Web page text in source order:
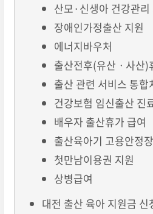
산모·신생아 건강관리
장애인가정출산 지원
에너지바우처
출산전후(유산ㆍ사산)
출산 관련 서비스 통
건강보험 임신출산 진
배우자 출산휴가 급여
출산육아기 고용안정
첫만남이용권 지원
상병급여
대전 출산 육아 지원금 신